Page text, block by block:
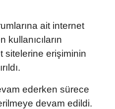
ait internet
sitelerine erişiminin
ederken sürece
devam edildi.